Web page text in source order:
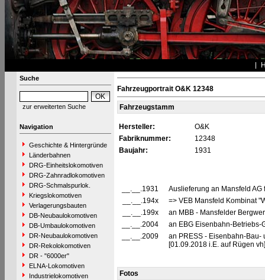
Suche
zur erweiterten Suche
Navigation
Geschichte & Hintergründe
Länderbahnen
DRG-Einheitslokomotiven
DRG-Zahnradlokomotiven
DRG-Schmalspurlok.
Kriegslokomotiven
Verlagerungsbauten
DB-Neubaulokomotiven
DB-Umbaulokomotiven
DR-Neubaulokomotiven
DR-Rekolokomotiven
DR - "6000er"
ELNA-Lokomotiven
Industrielokomotiven
Fahrzeugportrait O&K 12348
Fahrzeugstamm
Hersteller:
O&K
Fabriknummer:
12348
Baujahr:
1931
__.__.1931
Auslieferung an Mansfeld
__.__.194x
=> VEB Mansfeld Kombinat
__.__.199x
an MBB - Mansfelder
__.__.2004
an EBG Eisenbahn-
__.__.2009
an PRESS - Eisenbahn-
[01.09.2018 i.E. auf Rügen vh]
Fotos